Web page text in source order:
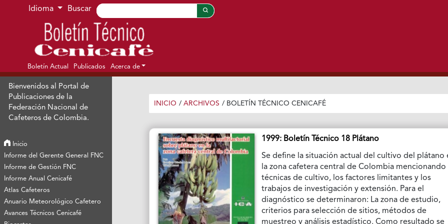
Ir al menú de navegación principal
Ir al contenido principal
Ir al pie de página del sitio
Idioma Buscar
Boletín Actual Publicados Acerca de
Bienvenidos al Portal de
Publicaciones de la
Federación Nacional de
Cafeteros de Colombia.
Inicio
Informe del Gerente General FNC
Informe de Gestión FNC
Informe Anual Cenicafé
Atlas Cafeteros
Anuario Meteorológico Cafetero
Avances Técnicos Cenicafé
INICIO / ARCHIVOS / BOLETÍN TÉCNICO CENICAFÉ
1999: Boletín Técnico 18 Plátano
Se define la situación actual del cultivo del plátano
la zona cafetera central de Colombia mencionando
técnicas de cultivo, los factores limitantes y los
trabajos de investigación y extensión. Para el
diagnóstico se determinaron: La zona de estudio,
criterios para selección de sitios, métodos de
muestreo y análisis estadístico. Como resultado se